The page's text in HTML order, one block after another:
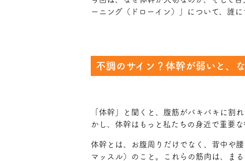
ーニング（ドローイン）」について、誰に
不調のサイン？体幹が弱いと、
「体幹」と聞くと、腹筋がバキバキに割
かし、体幹はもっと私たちの身近で重要な
体幹とは、お腹周りだけでなく、背中や
マッスル）のこと。これらの筋肉は、まる